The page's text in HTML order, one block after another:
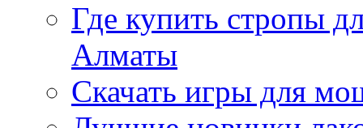
Где купить стропы
Алматы
Скачать игры для